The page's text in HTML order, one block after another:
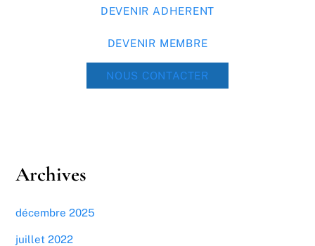
DEVENIR ADHERENT
DEVENIR MEMBRE
NOUS CONTACTER
Archives
décembre 2025
juillet 2022